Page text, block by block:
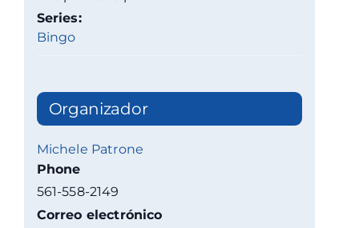
Series:
Bingo
Organizador
Michele Patrone
Phone
561-558-2149
Correo electrónico